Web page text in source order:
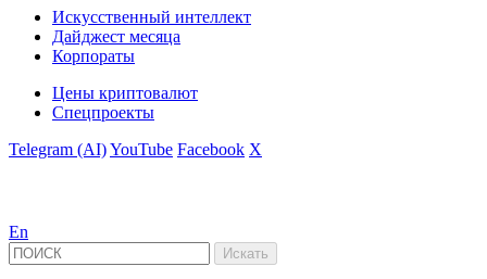
Искусственный интеллект
Дайджест месяца
Корпораты
Цены криптовалют
Спецпроекты
Telegram (AI)YouTube Facebook X
En